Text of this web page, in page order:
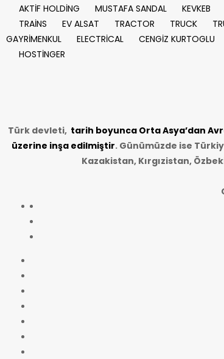
AKTİF HOLDİNG
MUSTAFA SANDAL KEVKEB
TRAİNS
EV ALSAT TRACTOR TRUCK
GAYRİMENKUL
ELECTRİCAL CENGİZ KURTOGLU
HOSTİNGER
Türk devleti, tarih boyunca Orta Asya’dan
üzerine inşa edilmiştir. Günümüzde ise
Kazakistan, Kırgızistan,